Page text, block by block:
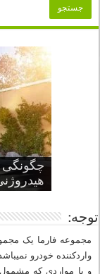
عضلانی
چرا
پنج
از صفر
سوم
توجه:
مجموعه فارما یک
واردکننده خودرو
و یا مواردی که مشمول